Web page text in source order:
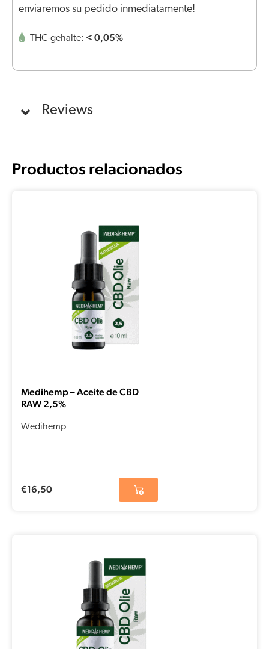
enviaremos su pedido inmediatamente!
THC-gehalte: < 0,05%
Reviews
Productos relacionados
Medihemp – Aceite de CBD
RAW 2,5%
Wedihemp
€16,50